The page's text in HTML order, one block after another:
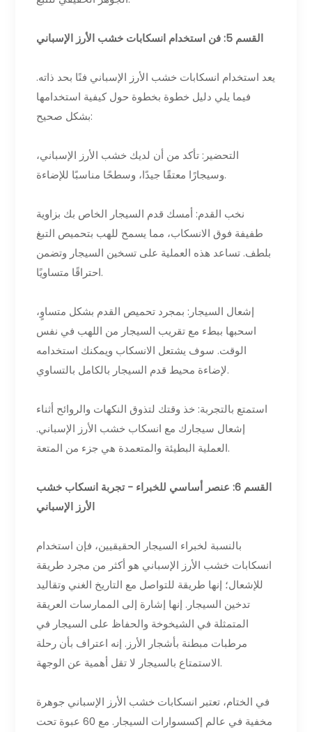
القسم 5: فن استخدام انسكابات خشب الأرز الإسباني
يعد استخدام انسكابات خشب الأرز الإسباني فنًا بحد ذاته.
فيما يلي دليل خطوة بخطوة حول كيفية استخدامها
بشكل صحيح:
التحضير: تأكد من أن لديك خشب الأرز الإسباني،
وسيجارًا معتقًا جيدًا، وسطحًا مناسبًا للإضاءة.
نخب القدم: أمسك قدم السيجار الخاص بك بزاوية
طفيفة فوق الانسكاب، مما يسمح للهب بتحميص التبغ
بلطف. تساعد هذه العملية على تسخين السيجار وتضمن
احتراقًا متساويًا.
إشعال السيجار: بمجرد تحميص القدم بشكل متساوٍ،
اسحبها ببطء مع تقريب السيجار من اللهب في نفس
الوقت. سوف يشتعل الانسكاب ويمكنك استخدامه
لإضاءة محيط قدم السيجار بالكامل بالتساوي.
استمتع بالتجربة: خذ وقتك لتذوق النكهات والروائح أثناء
إشعال سيجارك مع انسكاب خشب الأرز الإسباني.
العملية البطيئة والمتعمدة هي جزء من المتعة.
القسم 6: عنصر أساسي للخبراء - تجربة انسكاب خشب
الأرز الإسباني
بالنسبة لخبراء السيجار الحقيقيين، فإن استخدام
انسكابات خشب الأرز الإسباني هو أكثر من مجرد طريقة
للإشعال؛ إنها طريقة للتواصل مع التاريخ الغني وتقاليد
تدخين السيجار. إنها إشارة إلى الممارسات العريقة
المتمثلة في الشيخوخة والحفاظ على السيجار في
مرطبات مبطنة بأشجار الأرز. إنه اعتراف بأن رحلة
الاستمتاع بالسيجار لا تقل أهمية عن الوجهة.
في الختام، تعتبر انسكابات خشب الأرز الإسباني جوهرة
مخفية في عالم إكسسوارات السيجار. مع 60 عبوة تحت